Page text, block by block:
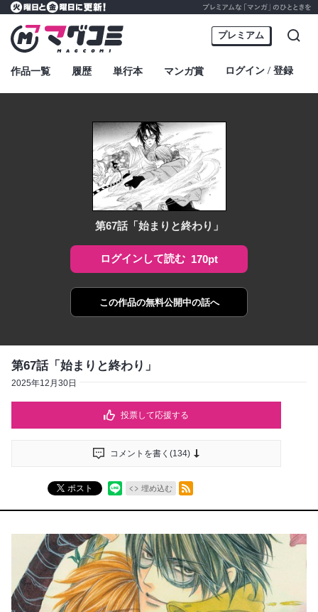
マグコミ – Mag Garden Comic Online
プレミアムな「マンガ」のひとときを
火曜日と金曜日に更新！
プレミアム
作品一覧 履歴 単行本 マンガ賞 ログイン ・
登録
検索
第67話「始まりと終わり」
ログインして読む 170pt
この作品の無料公開中の話へ
第67話「始まりと終わり」
2025年12月30日
投票して応援する
コメントを書く(134)
ポスト 埋め込む
RSSフィード